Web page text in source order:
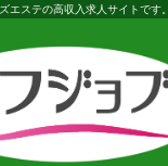
エステの高収入求人サイトです。